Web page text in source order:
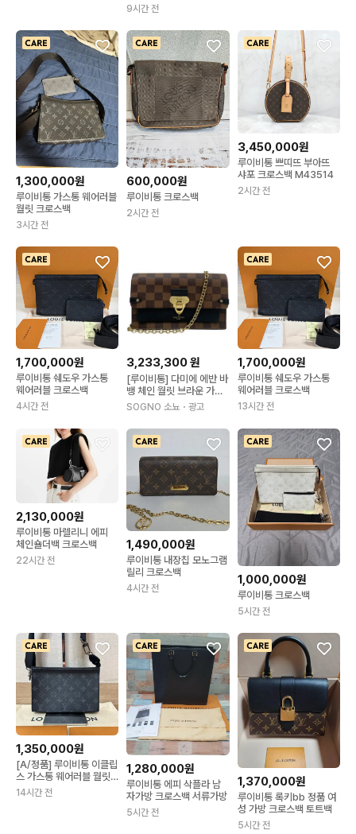
9시간 전
1,300,000원
루이비통 가스통 웨어러블
월릿 크로스백
3시간 전
600,000원
루이비통 크로스백
2시간 전
3,450,000원
루이비통 쁘띠뜨 부아뜨
샤포 크로스백 M43514
2시간 전
1,700,000원
루이비통 쉐도우 가스통
웨어러블 크로스백
4시간 전
3,233,300원
[루이비통] 다미에 에반 바
뱅 체인 월릿 브라운 가방
N60221 / TEO
SOGNO 소뇨 ・광고
1,700,000원
루이비통 쉐도우 가스통
웨어러블 크로스백
13시간 전
2,130,000원
루이비통 마렐리니 에피
체인숄더백 크로스백
22시간 전
1,490,000원
루이비통 내장칩 모노그램
릴리 크로스백
4시간 전
1,000,000원
루이비통 크로스백
5시간 전
1,350,000원
[A/정품] 루이비통 이클립
스 가스통 웨어러블 월릿
크로스백
14시간 전
1,280,000원
루이비통 에피 삭플라 남
자가방 크로스백 서류가방
5시간 전
1,370,000원
루이비통 록키bb 정품 여
성 가방 크로스백 토트백
5시간 전